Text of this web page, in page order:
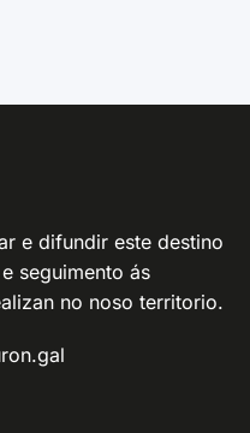
e difundir este destino
seguimento ás
no noso territorio.